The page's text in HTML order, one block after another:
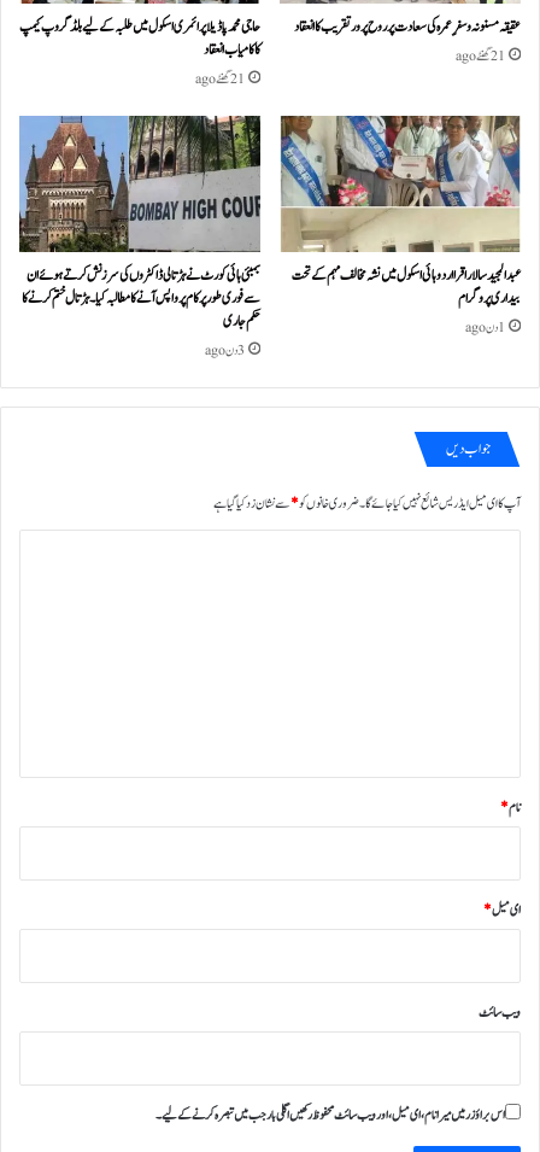
عقیقہ مسنونہ و سفرِ عمرہ کی سعادت پر روح پرور تقریب کا انعقاد
21 گھنٹے ago
حاجی محمد پاڈیلا پرائمری اسکول میں طلبہ کے لیے بلڈ گروپ کیمپ
کا کامیاب انعقاد
21 گھنٹے ago
عبدالمجید سالار اقرا اردو ہائی اسکول میں نشہ مخالف مہم کے تحت
بیداری پروگرام
1 دن ago
بمبئی ہائی کورٹ نے ہڑتالی ڈاکٹروں کی سرزنش کرتے ہوئے ان
سے فوری طور پر کام پر واپس آنے کا مطالبہ کیا۔ہڑتال ختم کرنے کا
حکم جاری
3 دن ago
جواب دیں
آپ کا ای میل ایڈریس شائع نہیں کیا جائے گا۔ضروری خانوں کو*سے نشان زد کیا گیا ہے
نام*
ای میل*
ویب‌ سائٹ
اس براؤزر میں میرا نام، ای میل، اور ویب سائٹ محفوظ رکھیں اگلی بار جب میں تبصرہ کرنے کےلیے۔